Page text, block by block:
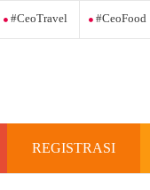
#ceoTravel #ceoFood
REGISTRASI